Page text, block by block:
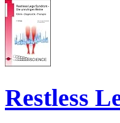
Restless